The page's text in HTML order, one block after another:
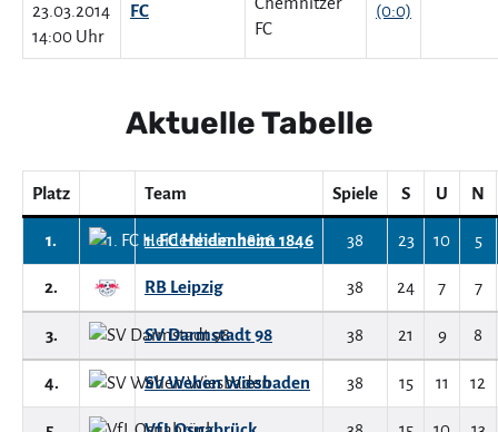
23.03.2014
14:00 Uhr
FC
(0:0)
Aktuelle Tabelle
Platz Team Spiele S U N
1. 1. FC Heidenheim 1846 38 23 10 5
2. RB Leipzig 38 24 7 7
3. SV Darmstadt 98 38 21 9 8
4. SV Wehen Wiesbaden 38 15 11 12